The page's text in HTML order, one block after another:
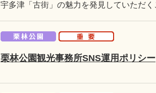
栗林公園観光事務所SNS運用ポリシー